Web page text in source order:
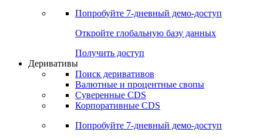
Попробуйте 7-дневный демо-доступ
Откройте глобальную базу данных
Получить доступ
Деривативы
Поиск деривативов
Валютные и процентные свопы
Суверенные CDS
Корпоративные CDS
Попробуйте 7-дневный демо-доступ